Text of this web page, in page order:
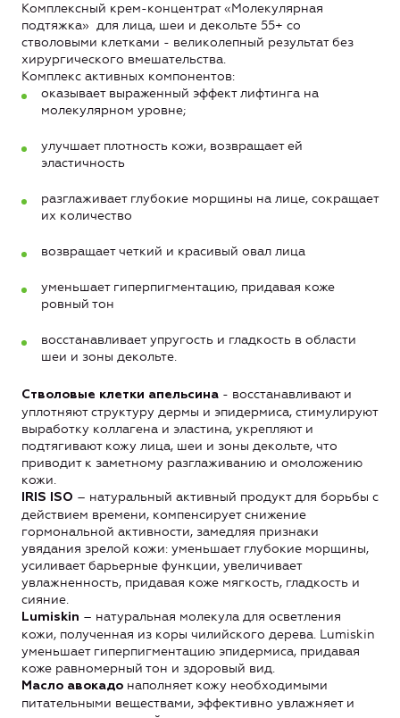
Комплексный крем-концентрат «Молекулярная
подтяжка» для лица, шеи и декольте 55+ со
стволовыми клетками - великолепный результат без
хирургического вмешательства.
Комплекс активных компонентов:
оказывает выраженный эффект лифтинга на
молекулярном уровне;
улучшает плотность кожи, возвращает ей
эластичность
разглаживает глубокие морщины на лице, сокращает
их количество
возвращает четкий и красивый овал лица
уменьшает гиперпигментацию, придавая коже
ровный тон
восстанавливает упругость и гладкость в области
шеи и зоны декольте.
Стволовые клетки апельсина - восстанавливают и
уплотняют структуру дермы и эпидермиса, стимулируют
выработку коллагена и эластина, укрепляют и
подтягивают кожу лица, шеи и зоны декольте, что
приводит к заметному разглаживанию и омоложению
кожи.
IRIS ISO – натуральный активный продукт для борьбы с
действием времени, компенсирует снижение
гормональной активности, замедляя признаки
увядания зрелой кожи: уменьшает глубокие морщины,
усиливает барьерные функции, увеличивает
увлажненность, придавая коже мягкость, гладкость и
сияние.
Lumiskin – натуральная молекула для осветления
кожи, полученная из коры чилийского дерева. Lumiskin
уменьшает гиперпигментацию эпидермиса, придавая
коже равномерный тон и здоровый вид.
Масло авокадо наполняет кожу необходимыми
питательными веществами, эффективно увлажняет и